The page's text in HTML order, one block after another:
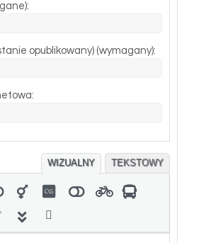
opublikowany) (wymagany):
WIZUALNY TEKSTOWY